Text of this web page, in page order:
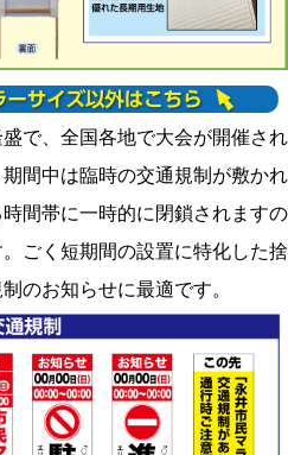
で、全国各地で大会が開催され
間中は臨時の交通規制が敷かれ
間帯に一時的に閉鎖されますの
ごく短期間の設置に特化した捨
制のお知らせに最適です。